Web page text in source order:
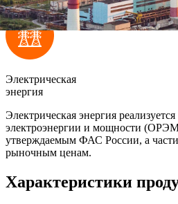
Электрическая
энергия
Электрическая энергия
электроэнергии и мощности
утверждаемым ФАС России, а
рыночным ценам.
Характеристики